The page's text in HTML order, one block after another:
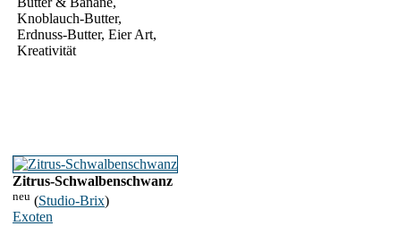
Knoblauch-Butter,
Erdnuss-Butter, Eier Art,
Kreativität
Zitrus-Schwalbenschwanz
neu (Studio-Brix)
Exoten